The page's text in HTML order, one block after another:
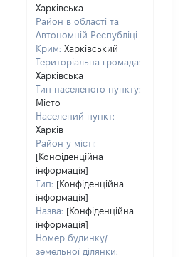
Харківська
Район в області та
Автономній Республіці
Крим: Харківський
Територіальна громада:
Харківська
Тип населеного пункту:
Місто
Населений пункт:
Харків
Район у місті:
[Конфіденційна
інформація]
Тип: [Конфіденційна
інформація]
Назва: [Конфіденційна
інформація]
Номер будинку/
земельної ділянки: